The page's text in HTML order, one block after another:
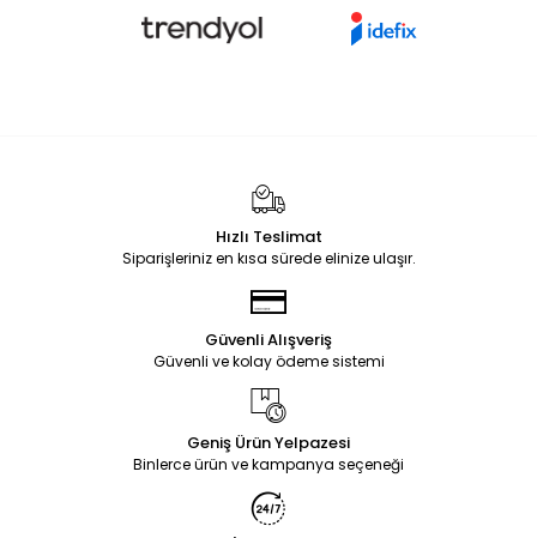
Hızlı Teslimat
Siparişleriniz en kısa sürede elinize ulaşır.
Güvenli Alışveriş
Güvenli ve kolay ödeme sistemi
Geniş Ürün Yelpazesi
Binlerce ürün ve kampanya seçeneği